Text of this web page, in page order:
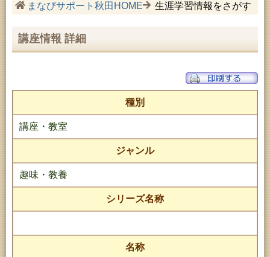
まなびサポート秋田HOME 生涯学習情報をさがす
講座情報 詳細
種別
講座・教室
ジャンル
趣味・教養
シリーズ名称
名称